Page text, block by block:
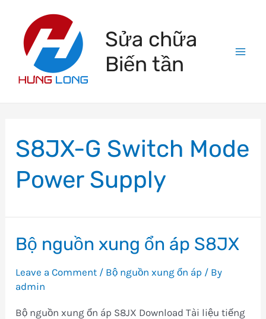
content
Sửa chữa
Biến tần
S8JX-G Switch Mode
Power Supply
Bộ nguồn xung ổn áp S8JX
Leave a Comment / Bộ nguồn xung ổn áp / By
admin
Bộ nguồn xung ổn áp S8JX Download Tài liệu tiếng